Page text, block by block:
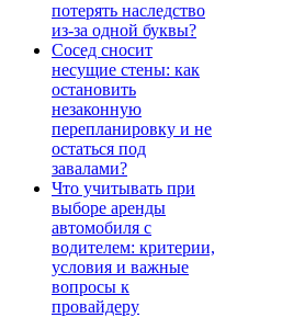
потерять наследство
из-за одной буквы?
Сосед сносит
несущие стены: как
остановить
незаконную
перепланировку и не
остаться под
завалами?
Что учитывать при
выборе аренды
автомобиля с
водителем: критерии,
условия и важные
вопросы к
провайдеру